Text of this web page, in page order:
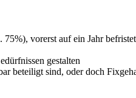
vorerst auf ein Jahr
gestalten
beteiligt sind, oder doch